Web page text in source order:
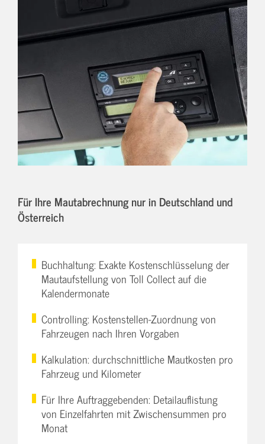
Für Ihre Mautabrechnung nur in Deutschland und
Österreich
Buchhaltung: Exakte Kostenschlüsselung der
Mautaufstellung von Toll Collect auf die
Kalendermonate
Controlling: Kostenstellen-Zuordnung von
Fahrzeugen nach Ihren Vorgaben
Kalkulation: durchschnittliche Mautkosten pro
Fahrzeug und Kilometer
Für Ihre Auftraggebenden: Detailauflistung
von Einzelfahrten mit Zwischensummen pro
Monat